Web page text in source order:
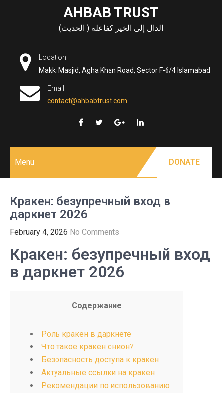
AHBAB TRUST
الدال إلى الخير كفاعله ( الحديث)
Location
Makki Masjid, Agha Khan Road, Sector F-6/4 Islamabad
Email
contact@ahbabtrust.com
Menu DONATE
Кракен: безупречный вход в
даркнет 2026
February 4, 2026 No Comments
Кракен: безупречный вход
в даркнет 2026
Содержание
Роль кракен в даркнете
Что такое кракен онион?
Безопасность доступа к кракен
Актуальные ссылки на кракен
Рекомендации по использованию